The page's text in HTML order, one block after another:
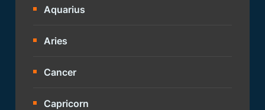
Aquarius
Aries
Cancer
Capricorn